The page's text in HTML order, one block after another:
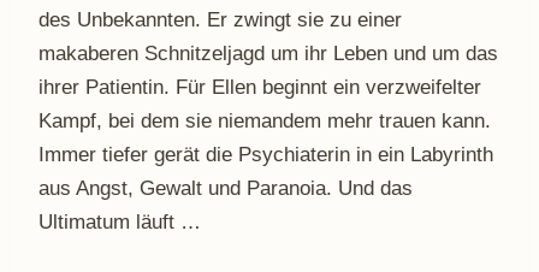
des Unbekannten. Er zwingt sie zu einer
makaberen Schnitzeljagd um ihr Leben und um das
ihrer Patientin. Für Ellen beginnt ein verzweifelter
Kampf, bei dem sie niemandem mehr trauen kann.
Immer tiefer gerät die Psychiaterin in ein Labyrinth
aus Angst, Gewalt und Paranoia. Und das
Ultimatum läuft …